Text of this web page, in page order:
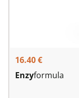
16.40€
Enzyformula